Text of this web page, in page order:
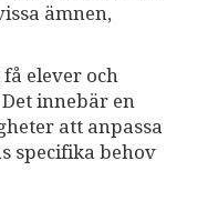
ämnen,
elever och
innebär en
att anpassa
specifika behov